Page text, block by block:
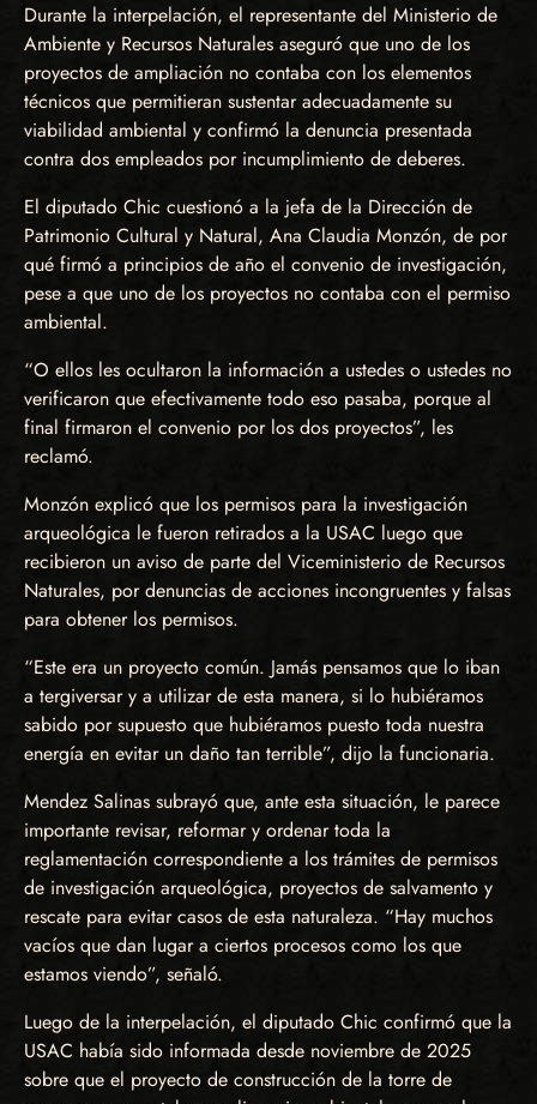
Durante la interpelación, el representante del Ministerio de
Ambiente y Recursos Naturales aseguró que uno de los
proyectos de ampliación no contaba con los elementos
técnicos que permitieran sustentar adecuadamente su
viabilidad ambiental y confirmó la denuncia presentada
contra dos empleados por incumplimiento de deberes.
El diputado Chic cuestionó a la jefa de la Dirección de
Patrimonio Cultural y Natural, Ana Claudia Monzón, de por
qué firmó a principios de año el convenio de investigación,
pese a que uno de los proyectos no contaba con el permiso
ambiental.
“O ellos les ocultaron la información a ustedes o ustedes no
verificaron que efectivamente todo eso pasaba, porque al
final firmaron el convenio por los dos proyectos”, les
reclamó.
Monzón explicó que los permisos para la investigación
arqueológica le fueron retirados a la USAC luego que
recibieron un aviso de parte del Viceministerio de Recursos
Naturales, por denuncias de acciones incongruentes y falsas
para obtener los permisos.
“Este era un proyecto común. Jamás pensamos que lo iban
a tergiversar y a utilizar de esta manera, si lo hubiéramos
sabido por supuesto que hubiéramos puesto toda nuestra
energía en evitar un daño tan terrible”, dijo la funcionaria.
Mendez Salinas subrayó que, ante esta situación, le parece
importante revisar, reformar y ordenar toda la
reglamentación correspondiente a los trámites de permisos
de investigación arqueológica, proyectos de salvamento y
rescate para evitar casos de esta naturaleza. “Hay muchos
vacíos que dan lugar a ciertos procesos como los que
estamos viendo”, señaló.
Luego de la interpelación, el diputado Chic confirmó que la
USAC había sido informada desde noviembre de 2025
sobre que el proyecto de construcción de la torre de